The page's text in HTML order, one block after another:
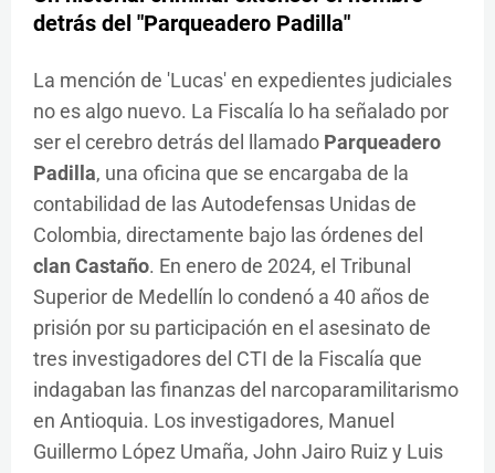
detrás del "Parqueadero Padilla"
La mención de 'Lucas' en expedientes judiciales
no es algo nuevo. La Fiscalía lo ha señalado por
ser el cerebro detrás del llamado Parqueadero
Padilla, una oficina que se encargaba de la
contabilidad de las Autodefensas Unidas de
Colombia, directamente bajo las órdenes del
clan Castaño. En enero de 2024, el Tribunal
Superior de Medellín lo condenó a 40 años de
prisión por su participación en el asesinato de
tres investigadores del CTI de la Fiscalía que
indagaban las finanzas del narcoparamilitarismo
en Antioquia. Los investigadores, Manuel
Guillermo López Umaña, John Jairo Ruiz y Luis